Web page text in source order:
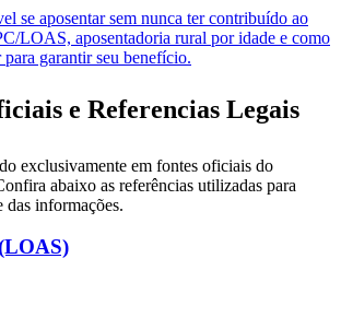
se aposentar sem nunca ter contribuído ao
LOAS, aposentadoria rural por idade e como
garantir seu benefício.
e Referencias Legais
exclusivamente em fontes oficiais do
abaixo as referências utilizadas para
das informações.